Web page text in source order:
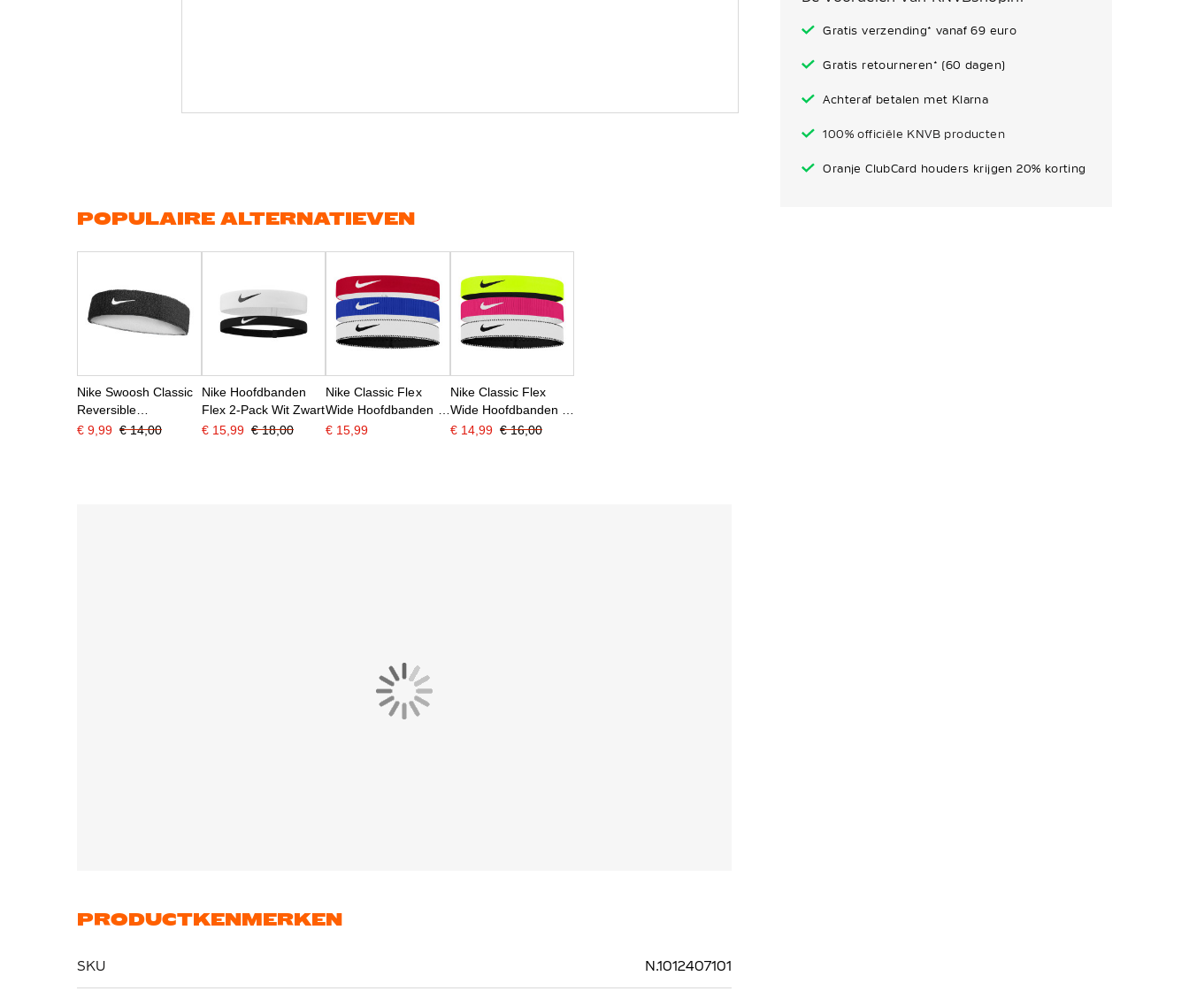
gallerij
Gratis verzending* vanaf 69 euro
Gratis retourneren* (60 dagen)
Achteraf betalen met Klarna
100% officiële KNVB producten
Oranje ClubCard houders krijgen 20% korting
POPULAIRE ALTERNATIEVEN
Nike Swoosh Classic
Reversible
Hoofdband Zwart Wit
€ 9,99 € 14,00
Nike Hoofdbanden
Flex 2-Pack Wit Zwart
€ 15,99 € 18,00
Nike Classic Flex
Wide Hoofdbanden 3-
Pack Rood Blauw Wit
€ 15,99
Nike Classic Flex
Wide Hoofdbanden 3-
Pack Geel Roze Wit
€ 14,99 € 16,00
PRODUCTKENMERKEN
SKU
N.1012407101